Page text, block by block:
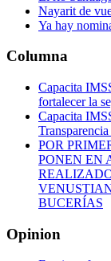
Nayarit de
Ya hay
Columna
Capacita
fortalecer la
Capacita
POR
PONEN EN
BUCERÍAS
Opinion